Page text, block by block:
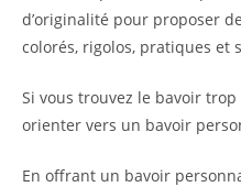
d’originalité pour proposer
colorés, rigolos, pratiques et
Si vous trouvez le bavoir
orienter vers un bavoir
En offrant un bavoir